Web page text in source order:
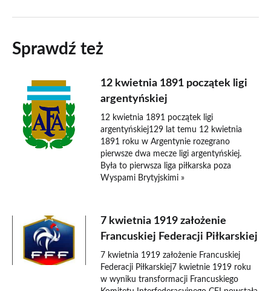
Sprawdź też
12 kwietnia 1891 początek ligi
argentyńskiej
12 kwietnia 1891 początek ligi
argentyńskiej129 lat temu 12 kwietnia
1891 roku w Argentynie rozegrano
pierwsze dwa mecze ligi argentyńskiej.
Była to pierwsza liga piłkarska poza
Wyspami Brytyjskimi »
7 kwietnia 1919 założenie
Francuskiej Federacji Piłkarskiej
7 kwietnia 1919 założenie Francuskiej
Federacji Piłkarskiej7 kwietnie 1919 roku
w wyniku transformacji Francuskiego